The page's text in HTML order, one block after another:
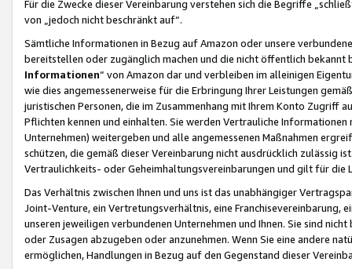
Für die Zwecke dieser Vereinbarung verstehen sich die Begriffe
von „jedoch nicht beschränkt auf“.
Sämtliche Informationen in Bezug auf Amazon oder unsere
bereitstellen oder zugänglich machen und die nicht öffentlich
Informationen“ von Amazon dar und verbleiben im alleinigen
wie dies angemessenerweise für die Erbringung Ihrer Leistungen
juristischen Personen, die im Zusammenhang mit Ihrem Konto
Pflichten kennen und einhalten. Sie werden Vertrauliche
Unternehmen) weitergeben und alle angemessenen Maßnahmen
schützen, die gemäß dieser Vereinbarung nicht ausdrücklich zulässig
Vertraulichkeits- oder Geheimhaltungsvereinbarungen und gilt für die
Das Verhältnis zwischen Ihnen und uns ist das unabhängiger
Joint-Venture, ein Vertretungsverhältnis, eine Franchisevereinbarung,
unseren jeweiligen verbundenen Unternehmen und Ihnen. Sie sind
oder Zusagen abzugeben oder anzunehmen. Wenn Sie eine andere
ermöglichen, Handlungen in Bezug auf den Gegenstand dieser